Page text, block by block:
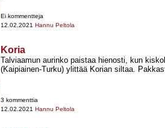
Ei kommentteja
12.02.2021 Hannu Peltola
Koria
Talviaamun aurinko paistaa hienosti, kun
(Kaipiainen-​Turku) ylittää Korian siltaa.
3 kommenttia
12.02.2021 Hannu Peltola